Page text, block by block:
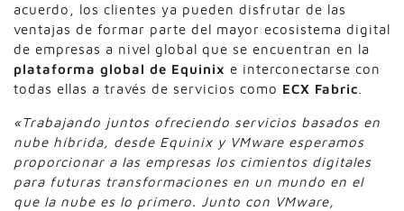
acuerdo, los clientes ya pueden disfrutar de las
ventajas de formar parte del mayor ecosistema digital
de empresas a nivel global que se encuentran en la
plataforma global de Equinix e interconectarse con
todas ellas a través de servicios como ECX Fabric
«Trabajando juntos ofreciendo servicios basados en
nube híbrida, desde Equinix y VMware esperamos
proporcionar a las empresas los cimientos digitales
para futuras transformaciones en un mundo en el
que la nube es lo primero. Junto con VMware,